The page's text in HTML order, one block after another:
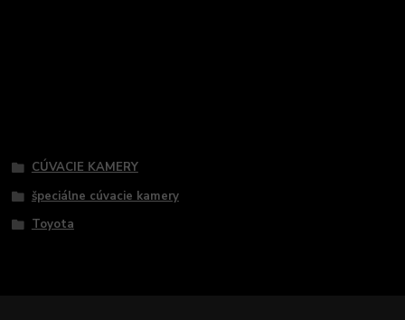
CÚVACIE KAMERY
špeciálne cúvacie kamery
Toyota